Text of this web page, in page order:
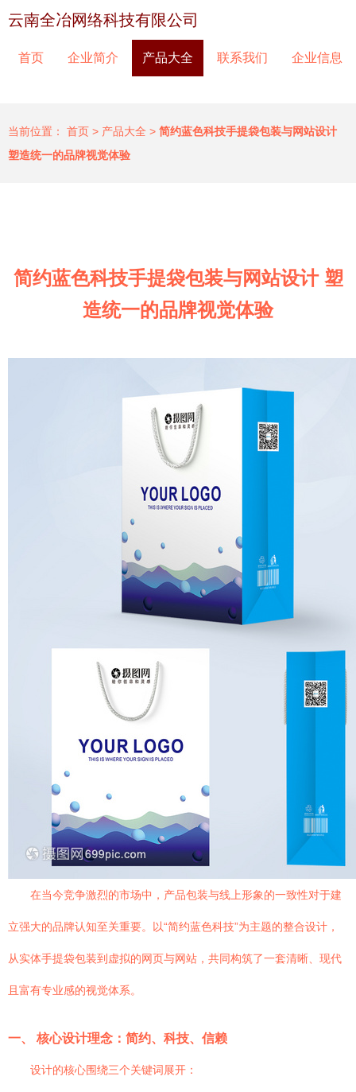
云南全冶网络科技有限公司
首页 企业简介 产品大全 联系我们 企业信息
当前位置： 首页 > 产品大全 > 简约蓝色科技手提袋包装与网站设计
塑造统一的品牌视觉体验
简约蓝色科技手提袋包装与网站设计 塑
造统一的品牌视觉体验
在当今竞争激烈的市场中，产品包装与线上形象的一致性对于建
立强大的品牌认知至关重要。以“简约蓝色科技”为主题的整合设计，
从实体手提袋包装到虚拟的网页与网站，共同构筑了一套清晰、现代
且富有专业感的视觉体系。
一、 核心设计理念：简约、科技、信赖
设计的核心围绕三个关键词展开：